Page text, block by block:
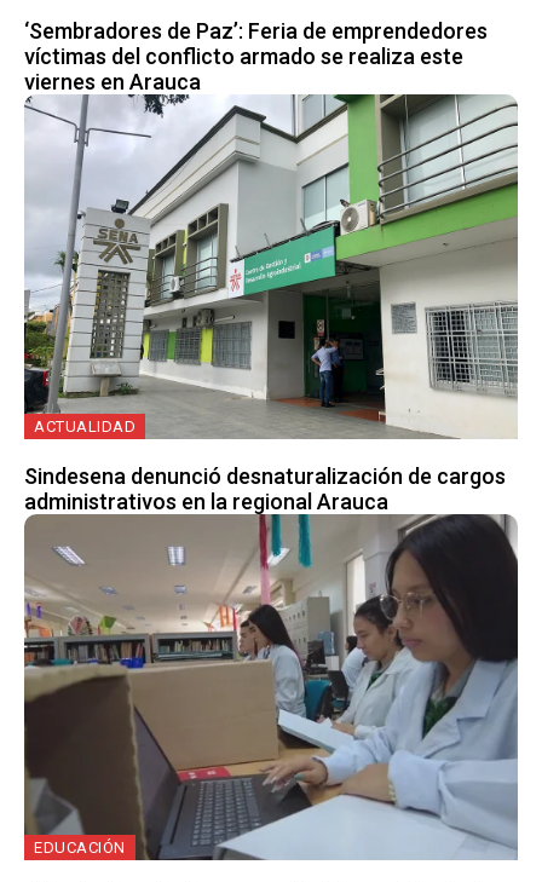
‘Sembradores de Paz’: Feria de emprendedores
víctimas del conflicto armado se realiza este
viernes en Arauca
ACTUALIDAD
Sindesena denunció desnaturalización de cargos
administrativos en la regional Arauca
EDUCACIÓN